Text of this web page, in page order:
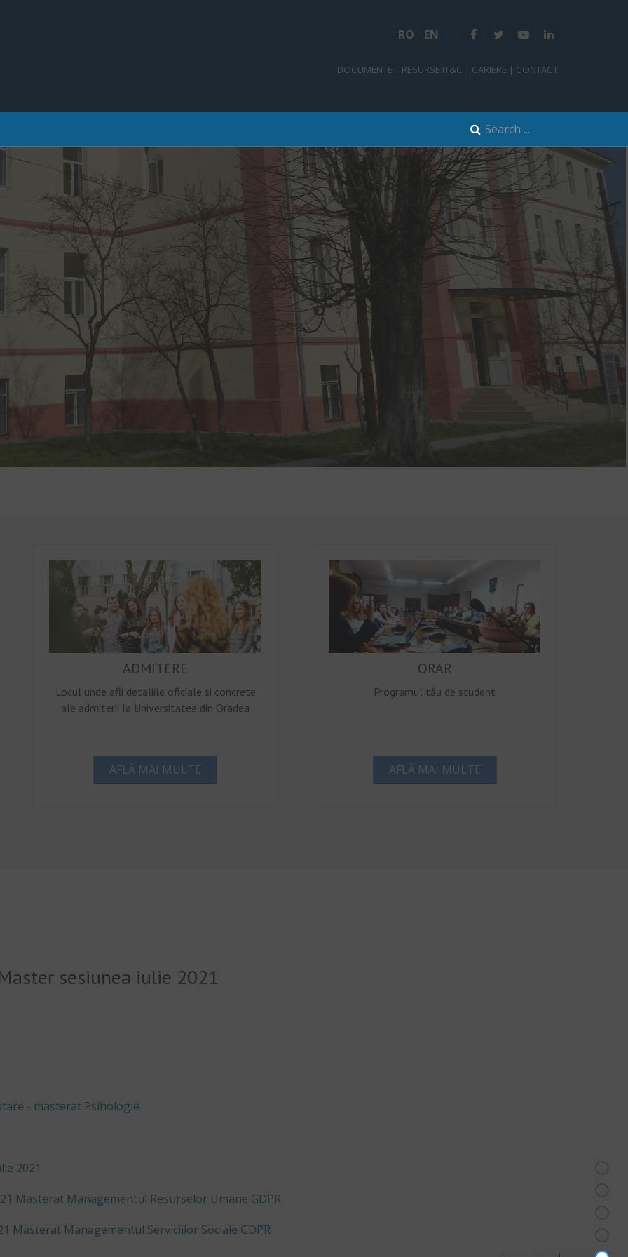
RO EN
DOCUMENTE | RESURSE IT&C | CARIERE | CONTACT!
ADMITERE
Locul unde afli detaliile oficiale și concrete
ale admiterii la Universitatea din Oradea
AFLĂ MAI MULTE
ORAR
Programul tău de student
AFLĂ MAI MULTE
sesiunea iulie 2021
- masterat Psihologie
2021
Masterat Managementul Resurselor Umane GDPR
Masterat Managementul Serviciilor Sociale GDPR